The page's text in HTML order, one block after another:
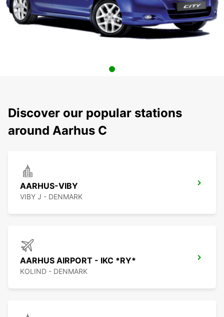
Discover our popular stations
around Aarhus C
AARHUS-VIBY
VIBY J - DENMARK
AARHUS AIRPORT - IKC *RY*
KOLIND - DENMARK